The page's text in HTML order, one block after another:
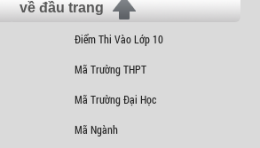
về đầu trang
Điểm Thi Vào Lớp 10
Mã Trường THPT
Mã Trường Đại Học
Mã Ngành